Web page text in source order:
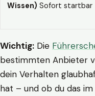
Wissen) Sofort startbar
Wichtig: Die
bestimmten Anbieter
dein Verhalten
hat – und ob du das